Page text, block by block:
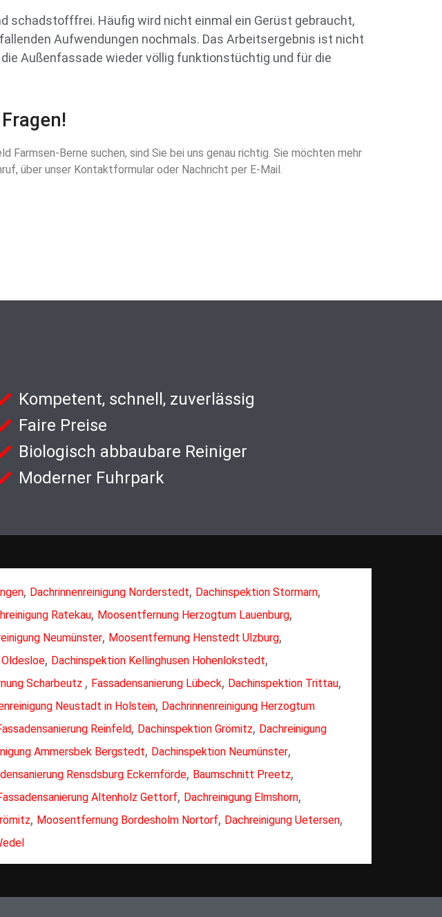
schadstofffrei. Häufig wird nicht einmal ein Gerüst gebraucht,
Aufwendungen nochmals. Das Arbeitsergebnis ist nicht
Außenfassade wieder völlig funktionstüchtig und für die
Farmsen-Berne suchen, sind Sie bei uns genau richtig. Sie möchten mehr
über unser Kontaktformular oder Nachricht per E-Mail.
Kompetent, schnell, zuverlässig
Faire Preise
Biologisch abbaubare Reiniger
Moderner Fuhrpark
, Dachrinnenreinigung Norderstedt, Dachinspektion Stormarn,
Ratekau, Moosentfernung Herzogtum Lauenburg,
Neumünster, Moosentfernung Henstedt Ulzburg,
, Dachinspektion Kellinghusen Hohenlokstedt,
Scharbeutz , Fassadensanierung Lübeck, Dachinspektion Trittau,
Neustadt in Holstein, Dachrinnenreinigung Herzogtum
Reinfeld, Dachinspektion Grömitz, Dachreinigung
Ammersbek Bergstedt, Dachinspektion Neumünster,
Rensdsburg Eckernförde, Baumschnitt Preetz,
Altenholz Gettorf, Dachreinigung Elmshorn,
, Moosentfernung Bordesholm Nortorf, Dachreinigung Uetersen,